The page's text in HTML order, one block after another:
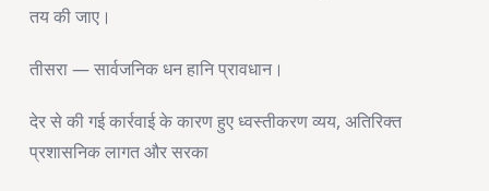
तय की जाए।
तीसरा — सार्वजनिक धन हानि प्रावधान।
देर से की गई कार्रवाई के कारण हुए ध्वस्तीकरण व्यय, अतिरिक्त
प्रशासनिक लागत और सरका